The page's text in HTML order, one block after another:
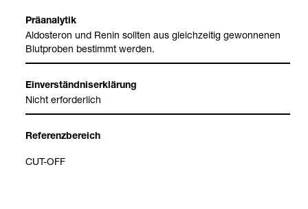
Prä­ana­ly­tik
Aldos­te­ron und Renin soll­ten aus gleich­zei­tig gewon­ne­nen
Blut­pro­ben bestimmt wer­den.
Ein­ver­ständ­nis­er­klä­rung
Nicht erfor­der­lich
Refe­renz­be­reich
CUT-​OFF